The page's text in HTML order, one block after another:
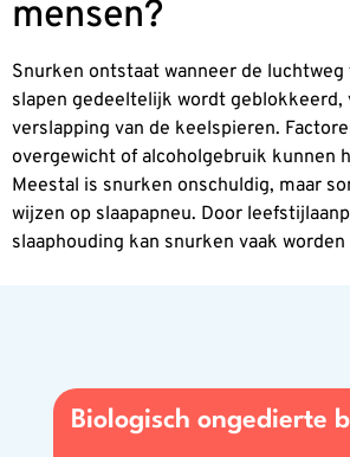
mensen?
Snurken ontstaat wanneer de
slapen gedeeltelijk wordt geblokkeerd,
verslapping van de keelspieren.
overgewicht of alcoholgebruik kunnen
Meestal is snurken onschuldig, maar
wijzen op slaapapneu. Door
slaaphouding kan snurken vaak
Biologisch ongedierte